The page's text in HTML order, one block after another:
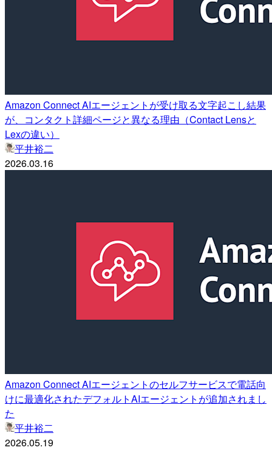
Amazon Connect AIエージェントが受け取る文字起こし結果
が、コンタクト詳細ページと異なる理由（Contact Lensと
Lexの違い）
平井裕二
2026.03.16
Amazon Connect AIエージェントのセルフサービスで電話向
けに最適化されたデフォルトAIエージェントが追加されまし
た
平井裕二
2026.05.19